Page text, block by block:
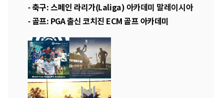
-축구:스페인 라리가(Laliga) 아카데미 말레이시아
- 골프: PGA 출신 코치진 ECM 골프 아카데미